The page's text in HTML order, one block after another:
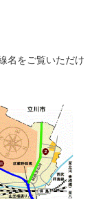
名をご覧いただけ